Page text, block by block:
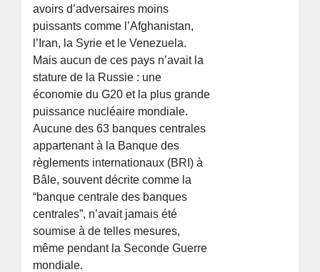
avoirs d’adversaires moins
puissants comme l’Afghanistan,
l’Iran, la Syrie et le Venezuela.
Mais aucun de ces pays n’avait la
stature de la Russie : une
économie du G20 et la plus grande
puissance nucléaire mondiale.
Aucune des 63 banques centrales
appartenant à la Banque des
règlements internationaux (BRI) à
Bâle, souvent décrite comme la
“banque centrale des banques
centrales”, n’avait jamais été
soumise à de telles mesures,
même pendant la Seconde Guerre
mondiale.